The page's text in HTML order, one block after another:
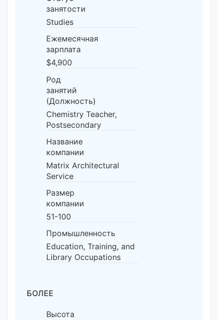
занятости
Studies
Ежемесячная
зарплата
$4,900
Род
занятий
(Должность)
Chemistry Teacher,
Postsecondary
Название
компании
Matrix Architectural
Service
Размер
компании
51-100
Промышленность
Education, Training, and
Library Occupations
БОЛЕЕ
Высота